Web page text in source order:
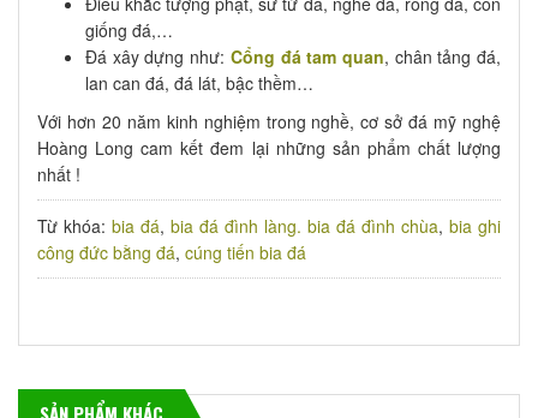
giống đá,…
Đá xây dựng như: Cổng đá tam quan, chân tảng đá,
lan can đá, đá lát, bậc thềm…
Với hơn 20 năm kinh nghiệm trong nghề, cơ sở đá mỹ nghệ
Hoàng Long cam kết đem lại những sản phẩm chất lượng
nhất !
Từ khóa: bia đá, bia đá đình làng. bia đá đình chùa, bia ghi
công đức bằng đá, cúng tiến bia đá